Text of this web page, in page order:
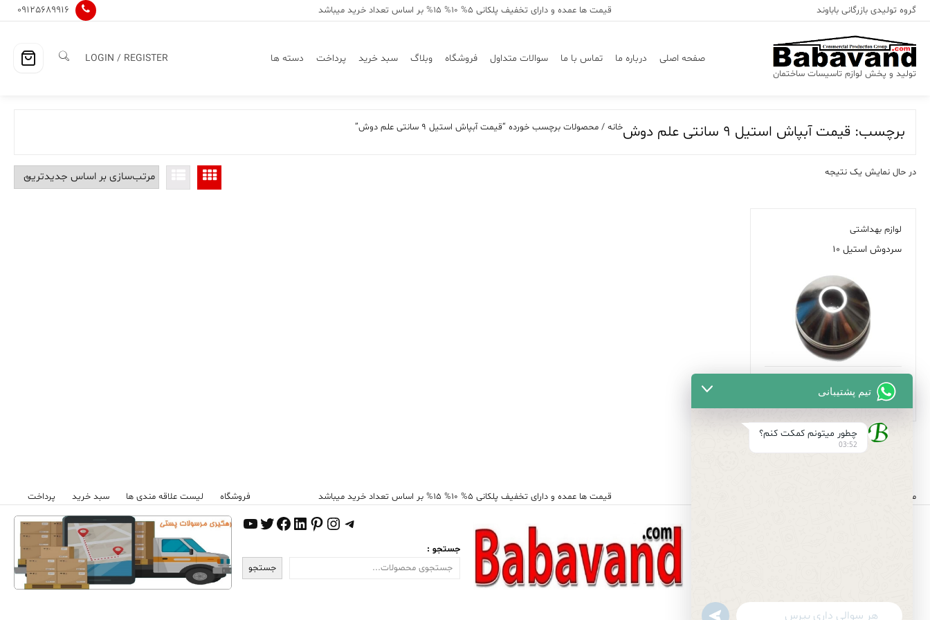
Skip
to
گروه تولیدی بازرگانی باباوند قیمت ها عمده و دارای تخفیف پلکانی 5% 10% 15% بر اساس تعداد خرید میباشد 09125689916
تولید و پخش لوازم تاسیسات ساختمان
صفحه اصلی درباره ما تماس با ما سوالات متداول فروشگاه وبلاگ سبد خرید پرداخت دسته ها LOGIN / REGISTER
برچسب: قیمت آبپاش استیل 9 سانتی علم دوش خانه / محصولات برچسب خورده “قیمت آبپاش استیل 9 سانتی علم دوش”
در حال نمایش یک نتیجه
لوازم بهداشتی
سردوش استیل ۱۰
149,000 تومان
مجموعه ای کامل از لوازم لوله کشی و بهداشتی ساختمان قیمت ها عمده و دارای تخفیف پلکانی 5% 10% 15% بر اساس تعداد خرید میباشد فروشگاه لیست علاقه مندی ها سبد خرید پرداخت
تلگرام
اینستاگرم
پینترست
لینکداین
فیس‌بوک
توییتریوتیوب
جستجو :
جستجو
تیم پشتیبانی
چطور میتونم کمکت کنم؟
03:52
undefined